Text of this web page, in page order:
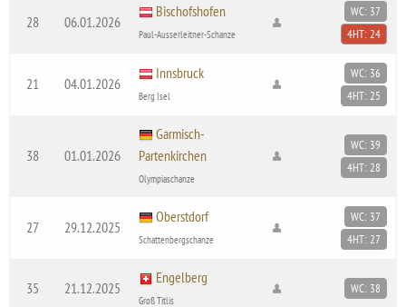
28 06.01.2026
Bischofshofen
Paul-Ausserleitner-Schanze
WC: 37
4HT: 24
21 04.01.2026
Innsbruck
Berg Isel
WC: 36
4HT: 25
38 01.01.2026
Garmisch-
Partenkirchen
Olympiaschanze
WC: 39
4HT: 28
27 29.12.2025
Oberstdorf
Schattenbergschanze
WC: 37
4HT: 27
35 21.12.2025
Engelberg
Groß Titlis
WC: 38